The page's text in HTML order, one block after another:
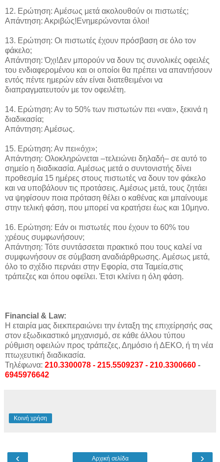
12. Ερώτηση: Αμέσως μετά ακολουθούν οι πιστωτές;
Απάντηση: Ακριβώς!Ενημερώνονται όλοι!
13. Ερώτηση: Οι πιστωτές έχουν πρόσβαση σε όλο τον
φάκελο;
Απάντηση: Όχι!Δεν μπορούν να δουν τις συνολικές οφειλές
του ενδιαφερομένου και οι οποίοι θα πρέπει να απαντήσουν
εντός πέντε ημερών εάν είναι διατεθειμένοι να
διαπραγματευτούν με τον οφειλέτη.
14. Ερώτηση: Αν το 50% των πιστωτών πει «ναι», ξεκινά η
διαδικασία;
Απάντηση: Αμέσως.
15. Ερώτηση: Αν πει«όχι»;
Απάντηση: Ολοκληρώνεται –τελειώνει δηλαδή– σε αυτό το
σημείο η διαδικασία. Αμέσως μετά ο συντονιστής δίνει
προθεσμία 15 ημέρες στους πιστωτές να δουν τον φάκελο
και να υποβάλουν τις προτάσεις. Αμέσως μετά, τους ζητάει
να ψηφίσουν ποια πρόταση θέλει ο καθένας και μπαίνουμε
στην τελική φάση, που μπορεί να κρατήσει έως και 10μηνο.
16. Ερώτηση: Εάν οι πιστωτές που έχουν το 60% του
χρέους συμφωνήσουν;
Απάντηση: Τότε συντάσσεται πρακτικό που τους καλεί να
συμφωνήσουν σε σύμβαση αναδιάρθρωσης. Αμέσως μετά,
όλο το σχέδιο περνάει στην Εφορία, στα Ταμεία,στις
τράπεζες και όπου οφείλει. Έτσι κλείνει η όλη φάση.
Financial & Law:
Η εταιρία μας διεκπεραιώνει την ένταξη της επιχείρησής σας
στον εξωδικαστικό μηχανισμό, σε κάθε άλλου τύπου
ρύθμιση οφειλών προς τράπεζες, Δημόσιο ή ΔΕΚΟ, ή τη νέα
πτωχευτική διαδικασία.
Τηλέφωνα: 210.3300078 - 215.5509237 - 210.3300660 -
6945976642
Κοινή χρήση
‹ ›
Αρχική σελίδα